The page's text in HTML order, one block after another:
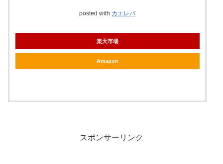
posted with カエレバ
楽天市場
Amazon
スポンサーリンク